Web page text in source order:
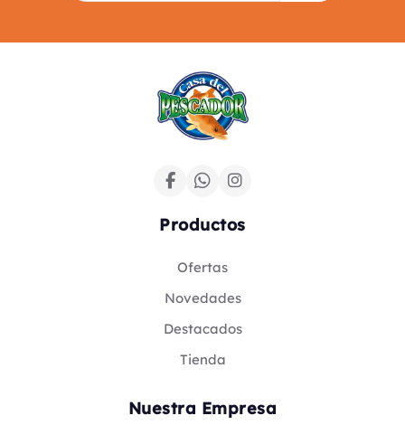
Productos
Ofertas
Novedades
Destacados
Tienda
Nuestra Empresa